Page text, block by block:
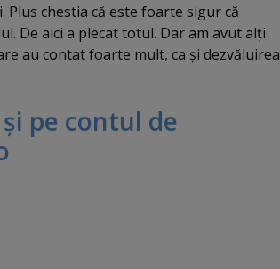
Plus chestia că este foarte sigur că
De aici a plecat totul. Dar am avut alţi
au contat foarte mult, ca şi dezvăluirea
pe contul de